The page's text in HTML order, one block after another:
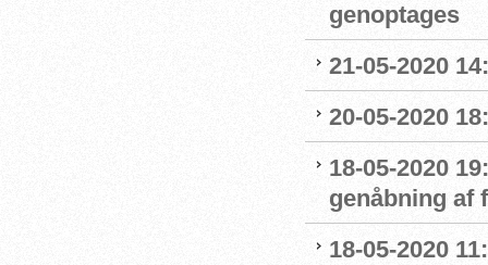
genoptages
21-05-2020
20-05-2020
18-05-2020
genåbning af
18-05-2020